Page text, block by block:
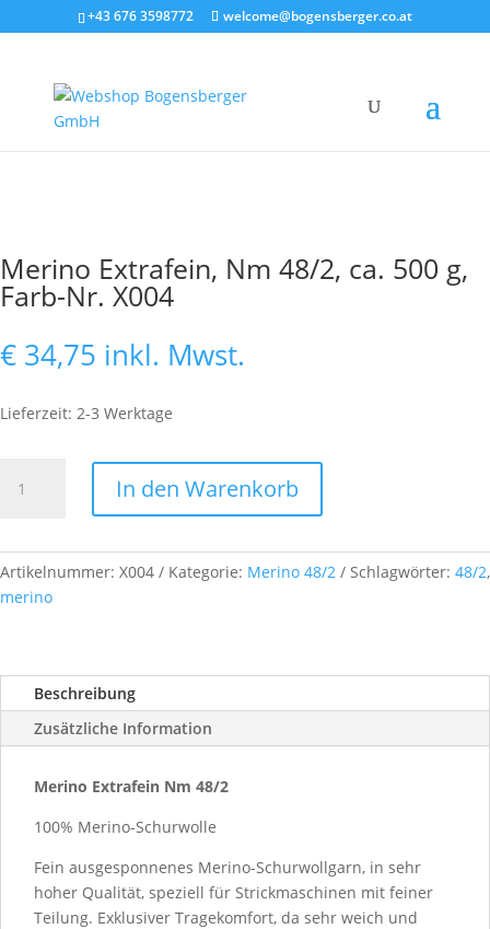
+43 676 3598772 welcome@bogensberger.co.at
Merino Extrafein, Nm 48/2, ca. 500 g,
Farb-Nr. X004
€ 34,75 inkl. Mwst.
Lieferzeit: 2-3 Werktage
Extrafein,
ca.
500
Nr.
Menge
In den Warenkorb
Artikelnummer: X004 Kategorie: Merino 48/2 Schlagwörter: 48/2,
merino
Beschreibung
Zusätzliche Information
Merino Extrafein Nm 48/2
100% Merino-Schurwolle
Fein ausgesponnenes Merino-Schurwollgarn, in sehr
hoher Qualität, speziell für Strickmaschinen mit feiner
Teilung. Exklusiver Tragekomfort, da sehr weich und